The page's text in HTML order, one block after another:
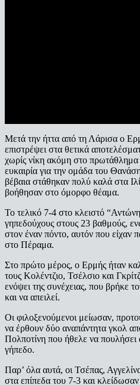
Μετά την ήττα από τη Λάρισα ο
επιστρέψει στα θετικά
χωρίς νίκη ακόμη στο
ευκαιρία για την ομάδα του
βέβαια στάθηκαν πολύ καλά στα
βοήθησαν στο όμορφο θέαμα.
Το τελικό 7-4 στο κλειστό
γηπεδούχους στους 23 βαθμούς,
στον έναν πόντο, αυτόν που είχαν
στο Πέραμα.
Στο πρώτο μέρος, ο Ερμής ήταν
τους Κολέντζιο, Τσέλσιο και
ενόψει της συνέχειας, που βρήκε
και να απειλεί.
Οι φιλοξενούμενοι μείωσαν,
να έρθουν δύο αναπάντητα γκολ
Πολποτίνη που ήθελε να πουλήσει
γήπεδο.
Παρ’ όλα αυτά, οι Τσέπας,
στα επίπεδα του 7-3 και